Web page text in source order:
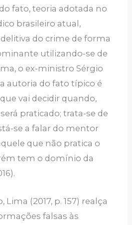
fato, teoria adotada no
brasileiro atual,
do crime de forma
utilizando-se de
o ex-ministro Sérgio
autoria do fato típico é
vai decidir quando,
praticado; trata-se de
se a falar do mentor
que não pratica o
tem o domínio da
(2017, p. 157) realça
falsas às